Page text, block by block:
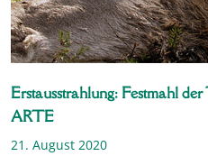
Erstausstrahlung: Festmahl
ARTE
21. August 2020